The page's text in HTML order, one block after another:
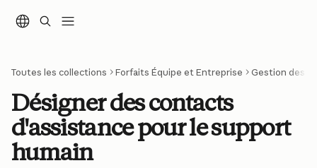
Toutes les collections Forfaits Équipe et Entreprise Gestion des
Désigner des contacts
d'assistance pour le support
humain